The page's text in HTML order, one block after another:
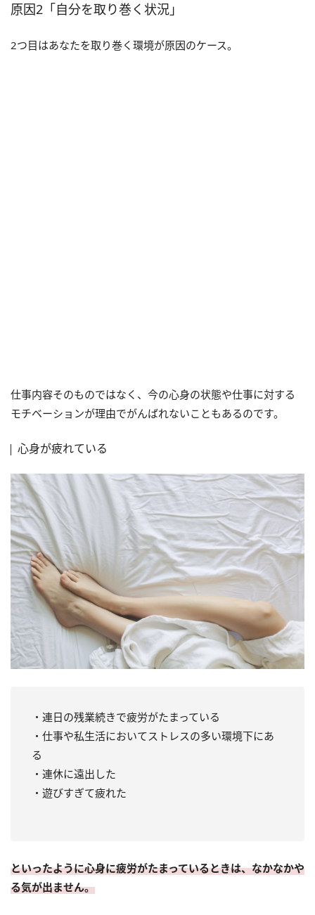
原因2「自分を取り巻く状況」
2つ目はあなたを取り巻く環境が原因のケース。
仕事内容そのものではなく、今の心身の状態や仕事に対する
モチベーションが理由でがんばれないこともあるのです。
心身が疲れている
・連日の残業続きで疲労がたまっている
・仕事や私生活においてストレスの多い環境下にあ
る
・連休に遠出した
・遊びすぎて疲れた
といったように心身に疲労がたまっているときは、なかなかや
る気が出ません。